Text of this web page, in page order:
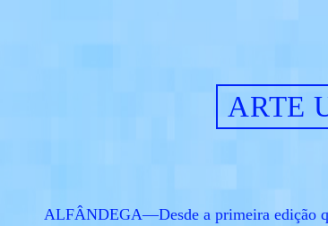
ARTE
ALFÂNDEGA—Desde a primeira edição